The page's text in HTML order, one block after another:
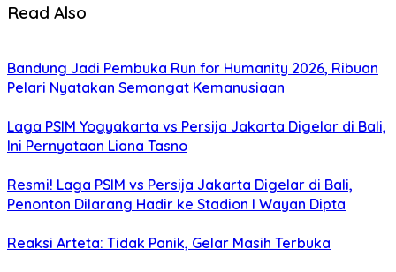
Read Also
Bandung Jadi Pembuka Run for Humanity 2026, Ribuan
Pelari Nyatakan Semangat Kemanusiaan
Laga PSIM Yogyakarta vs Persija Jakarta Digelar di Bali,
Ini Pernyataan Liana Tasno
Resmi! Laga PSIM vs Persija Jakarta Digelar di Bali,
Penonton Dilarang Hadir ke Stadion I Wayan Dipta
Reaksi Arteta: Tidak Panik, Gelar Masih Terbuka